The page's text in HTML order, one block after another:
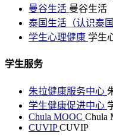
曼谷生活 曼谷生活
泰国生活（认识泰
学生心理健康 学生
学生服务
朱拉健康服务中心
学生健康促进中心
Chula MOOC Chula
CUVIPCUVIP